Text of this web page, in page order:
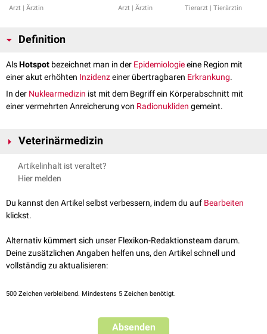
Arzt | Ärztin Arzt | Ärztin Tierarzt | Tierärztin
Definition
AlsHotspot bezeichnet man in der Epidemiologieeine Region mit
einer akut erhöhten Inzidenzeiner übertragbaren Erkrankung.
In der Nuklearmedizin ist mit dem Begriff ein Körperabschnitt mit
einer vermehrten Anreicherung von Radionukliden gemeint.
Veterinärmedizin
Tiermedizin
bezeichnet man mit dem Begriff "Hotspot" eine Form
oberflächlichen Pyodermie
Artikelinhalt ist veraltet?
Hier melden
Du kannst den Artikel selbst verbessern, indem du auf Bearbeiten
klickst.
Alternativ kümmert sich unser Flexikon-Redaktionsteam darum.
Deine zusätzlichen Angaben helfen uns, den Artikel schnell und
vollständig zu aktualisieren:
500 Zeichen verbleibend. Mindestens 5 Zeichen benötigt.
Absenden